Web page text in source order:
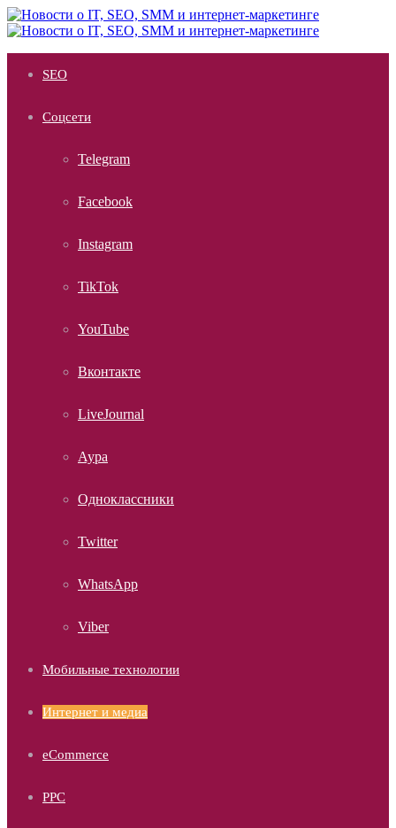
Меню
SEO
Соцсети
Telegram
Facebook
Instagram
TikTok
YouTube
Вконтакте
LiveJournal
Аура
Одноклассники
Twitter
WhatsApp
Viber
Мобильные технологии
Интернет и медиа
eCommerce
PPC